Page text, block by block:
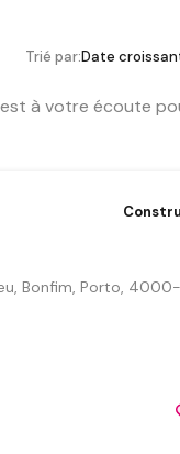
Trié par:Date
à votre écoute
Bonfim, Porto,